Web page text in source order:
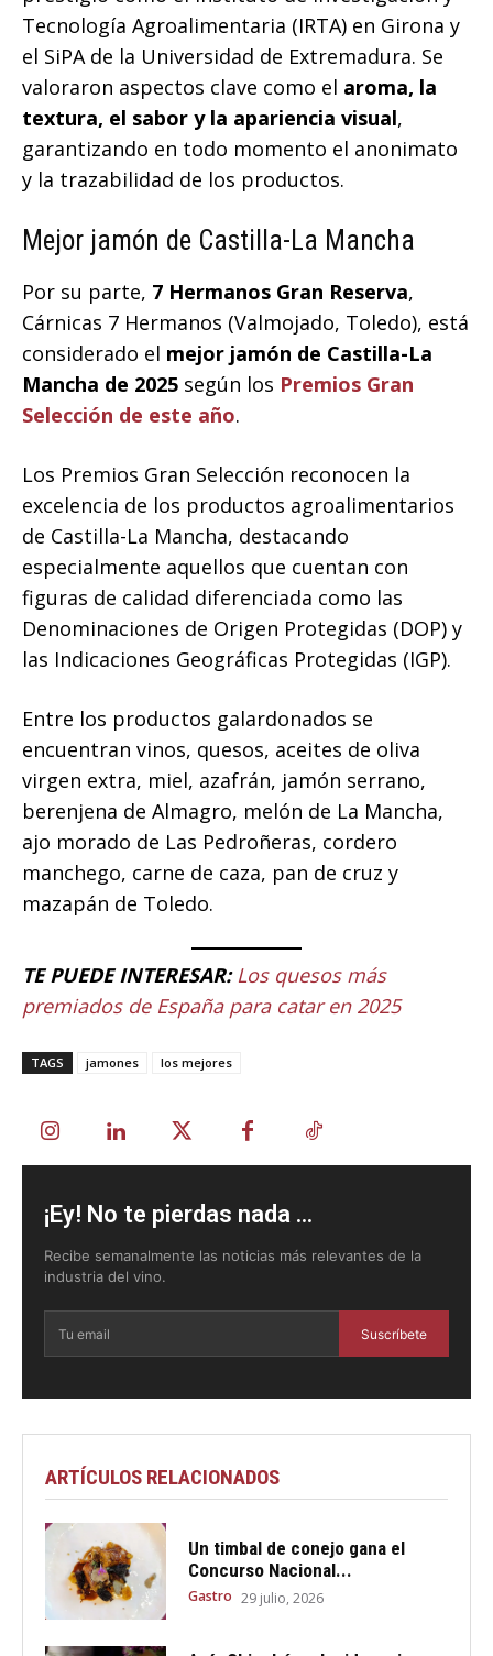
Tecnología Agroalimentaria (IRTA) en Girona y
el SiPA de la Universidad de Extremadura. Se
valoraron aspectos clave como el aroma, la
textura, el sabor y la apariencia visual,
garantizando en todo momento el anonimato
y la trazabilidad de los productos.
Mejor jamón de Castilla-La Mancha
Por su parte, 7 Hermanos Gran Reserva,
Cárnicas 7 Hermanos (Valmojado, Toledo), está
considerado el mejor jamón de Castilla-La
Mancha de 2025 según los Premios Gran
Selección de este año.
Los Premios Gran Selección reconocen la
excelencia de los productos agroalimentarios
de Castilla-La Mancha, destacando
especialmente aquellos que cuentan con
figuras de calidad diferenciada como las
Denominaciones de Origen Protegidas (DOP) y
las Indicaciones Geográficas Protegidas (IGP).
Entre los productos galardonados se
encuentran vinos, quesos, aceites de oliva
virgen extra, miel, azafrán, jamón serrano,
berenjena de Almagro, melón de La Mancha,
ajo morado de Las Pedroñeras, cordero
manchego, carne de caza, pan de cruz y
mazapán de Toledo.
TE PUEDE INTERESAR: Los quesos más
premiados de España para catar en 2025
TAGS jamones los mejores
¡Ey! No te pierdas nada ...
Recibe semanalmente las noticias más relevantes de la
industria del vino.
Suscríbete
ARTÍCULOS RELACIONADOS
Un timbal de conejo gana el
Concurso Nacional...
Gastro 29 julio, 2026